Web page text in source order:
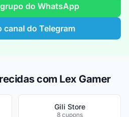
do WhatsApp
canal do Telegram
com Lex Gamer
Gili Store
8 cupons